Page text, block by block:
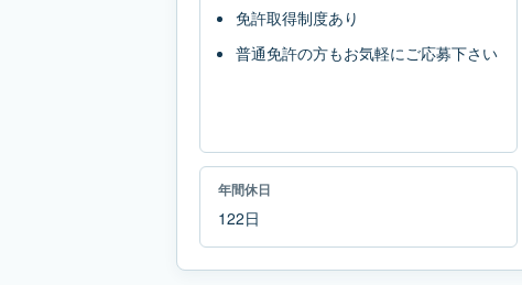
免許取得制度あり
普通免許の方もお気軽にご応募下さい
年間休日
122日